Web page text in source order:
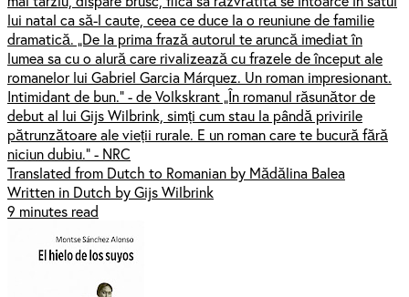
lui natal ca să-l caute, ceea ce duce la o reuniune de familie
dramatică. „De la prima frază autorul te aruncă imediat în
lumea sa cu o alură care rivalizează cu frazele de început ale
romanelor lui Gabriel Garcia Márquez. Un roman impresionant.
Intimidant de bun.” - de Volkskrant „În romanul răsunător de
debut al lui Gijs Wilbrink, simți cum stau la pândă privirile
pătrunzătoare ale vieții rurale. E un roman care te bucură fără
niciun dubiu.” - NRC
Translated from Dutch to Romanian by Mădălina Balea
Written in Dutch by Gijs Wilbrink
9 minutes read